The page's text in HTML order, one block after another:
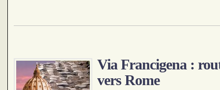
Via Francigena :
vers Rome